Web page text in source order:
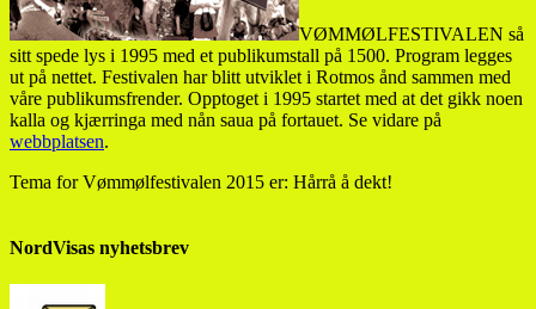
VØMMØLFESTIVALEN så
sitt spede lys i 1995 med et publikumstall på 1500. Program legges
ut på nettet. Festivalen har blitt utviklet i Rotmos ånd sammen med
våre publikumsfrender. Opptoget i 1995 startet med at det gikk noen
kalla og kjærringa med nån saua på fortauet. Se vidare på
webbplatsen.
Tema for Vømmølfestivalen 2015 er: Hårrå å dekt!
NordVisas nyhetsbrev